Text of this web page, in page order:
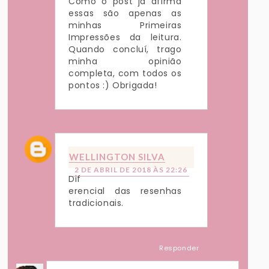
essas são apenas as
minhas Primeiras
Impressões da leitura.
Quando concluí, trago
minha opinião
completa, com todos os
pontos :) Obrigada!
WELLINGTON SILVA
2 DE ABRIL DE 2018 ÀS 22:26
Dif
erencial das resenhas
tradicionais.
Responder